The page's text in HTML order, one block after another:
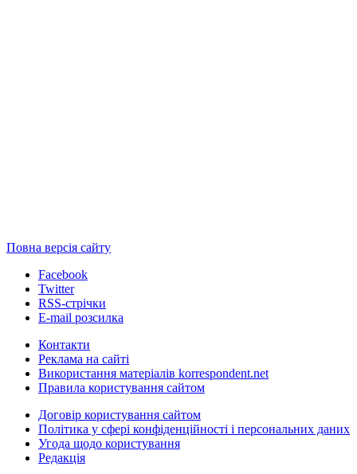
Повна версія сайту
Facebook
Twitter
RSS-стрічки
E-mail розсилка
Контакти
Реклама на сайті
Використання матеріалів korrespondent.net
Правила користування сайтом
Договір користування сайтом
Політика у сфері конфіденційності і персональних даних
Угода щодо користування
Редакція